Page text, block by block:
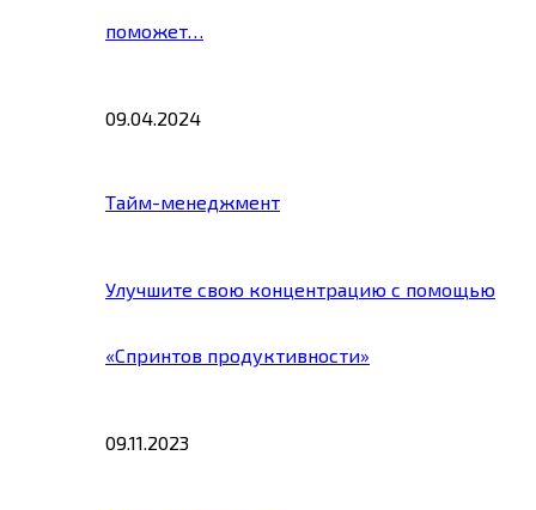
поможет…
09.04.2024
Тайм-менеджмент
Улучшите свою концентрацию с помощью
«Спринтов продуктивности»
09.11.2023